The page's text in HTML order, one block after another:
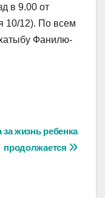
в 9.00 от
10/12). По всем
Фанилю-
за жизнь ребенка
продолжается